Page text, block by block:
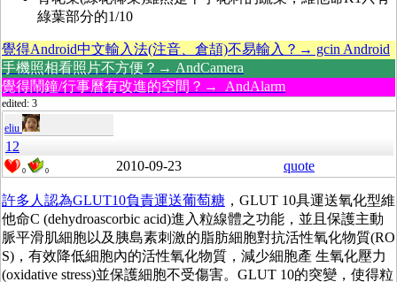
綠葉部分的1/10
覺得Android中文輸入法(注音、倉頡)不易輸入？→ gcin Android
手機照相看照片不方便？→ AndCamera
覺得鬧鐘/行事曆有改進的空間？→ AndAlarm
edited: 3
eliu
12
0 0 2010-09-23 quote
許多人認為GLUT10負責運送葡萄糖 ， GLUT 10具運送氧化型維
他命C (dehydroascorbic acid)進入粒線體之功能，並且保護主動
脈平滑肌細胞以及胰島素刺激的脂肪細胞對抗活性氧化物質(RO
S)，有效降低細胞內的活性氧化物質，減少細胞產 生氧化壓力
(oxidative stress)並保護細胞不受傷害。 GLUT 10的突變，使得粒